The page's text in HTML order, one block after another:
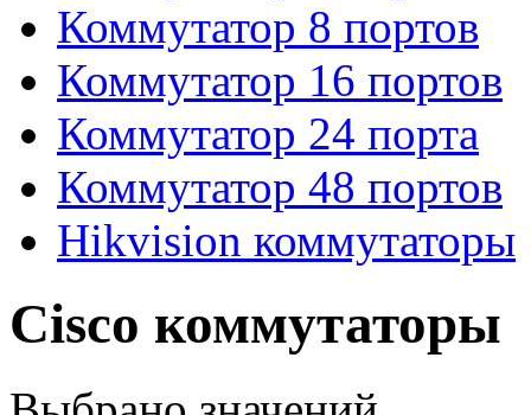
Коммутатор 8 портов
Коммутатор 16 портов
Коммутатор 24 порта
Коммутатор 48 портов
Hikvision коммутаторы
Cisco коммутаторы